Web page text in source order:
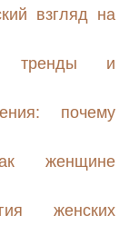
взгляд на
тренды и
почему
женщине
женских